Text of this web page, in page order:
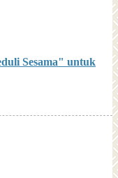
Sesama" untuk